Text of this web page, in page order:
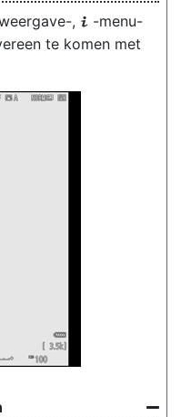
, i -menu-
te komen met